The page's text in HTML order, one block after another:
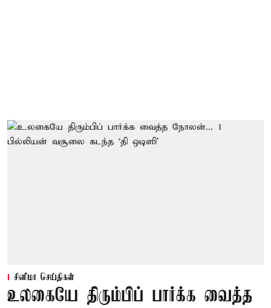
சினிமா செய்திகள்
உலகையே திரும்பிப் பார்க்க வைத்த